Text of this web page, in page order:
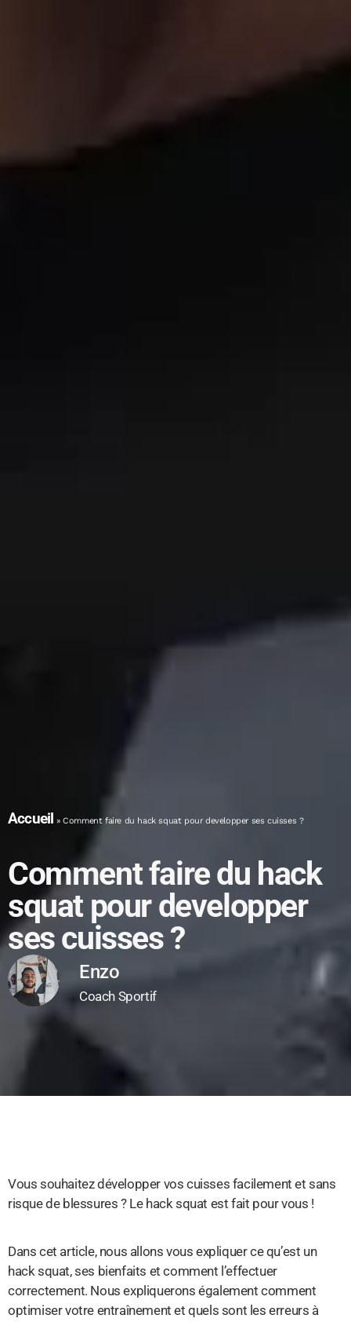
Accueil »Comment faire du hack squat pour developper ses cuisses ?
Comment faire du hack
squat pour developper
ses cuisses ?
Enzo
Coach Sportif
Vous souhaitez développer vos cuisses facilement et sans
risque de blessures ? Le hack squat est fait pour vous !
Dans cet article, nous allons vous expliquer ce qu’est un
hack squat, ses bienfaits et comment l’effectuer
correctement. Nous expliquerons également comment
optimiser votre entraînement et quels sont les erreurs à